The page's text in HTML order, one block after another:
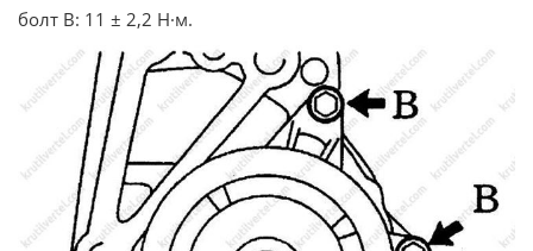
болт В: 11 ± 2,2 Н·м.